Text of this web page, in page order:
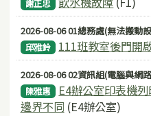
謝正忠
2026-08-06 01總務處(無法搬動
邱雅鈴 111班教室後門開
2026-08-06 02資訊組(電腦與網
陳雅惠
E4辦公室印表機
邊界不同 (E4辦公室)